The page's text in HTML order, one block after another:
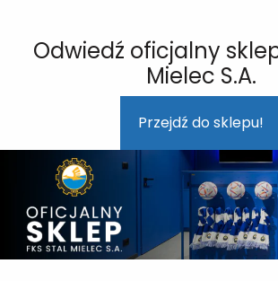
Odwiedź oficjalny
Mielec S.A.
Przejdź do sklepu!